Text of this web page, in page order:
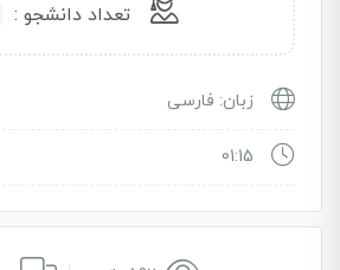
تعداد دانشجو :
زبان: فارسی
01:15